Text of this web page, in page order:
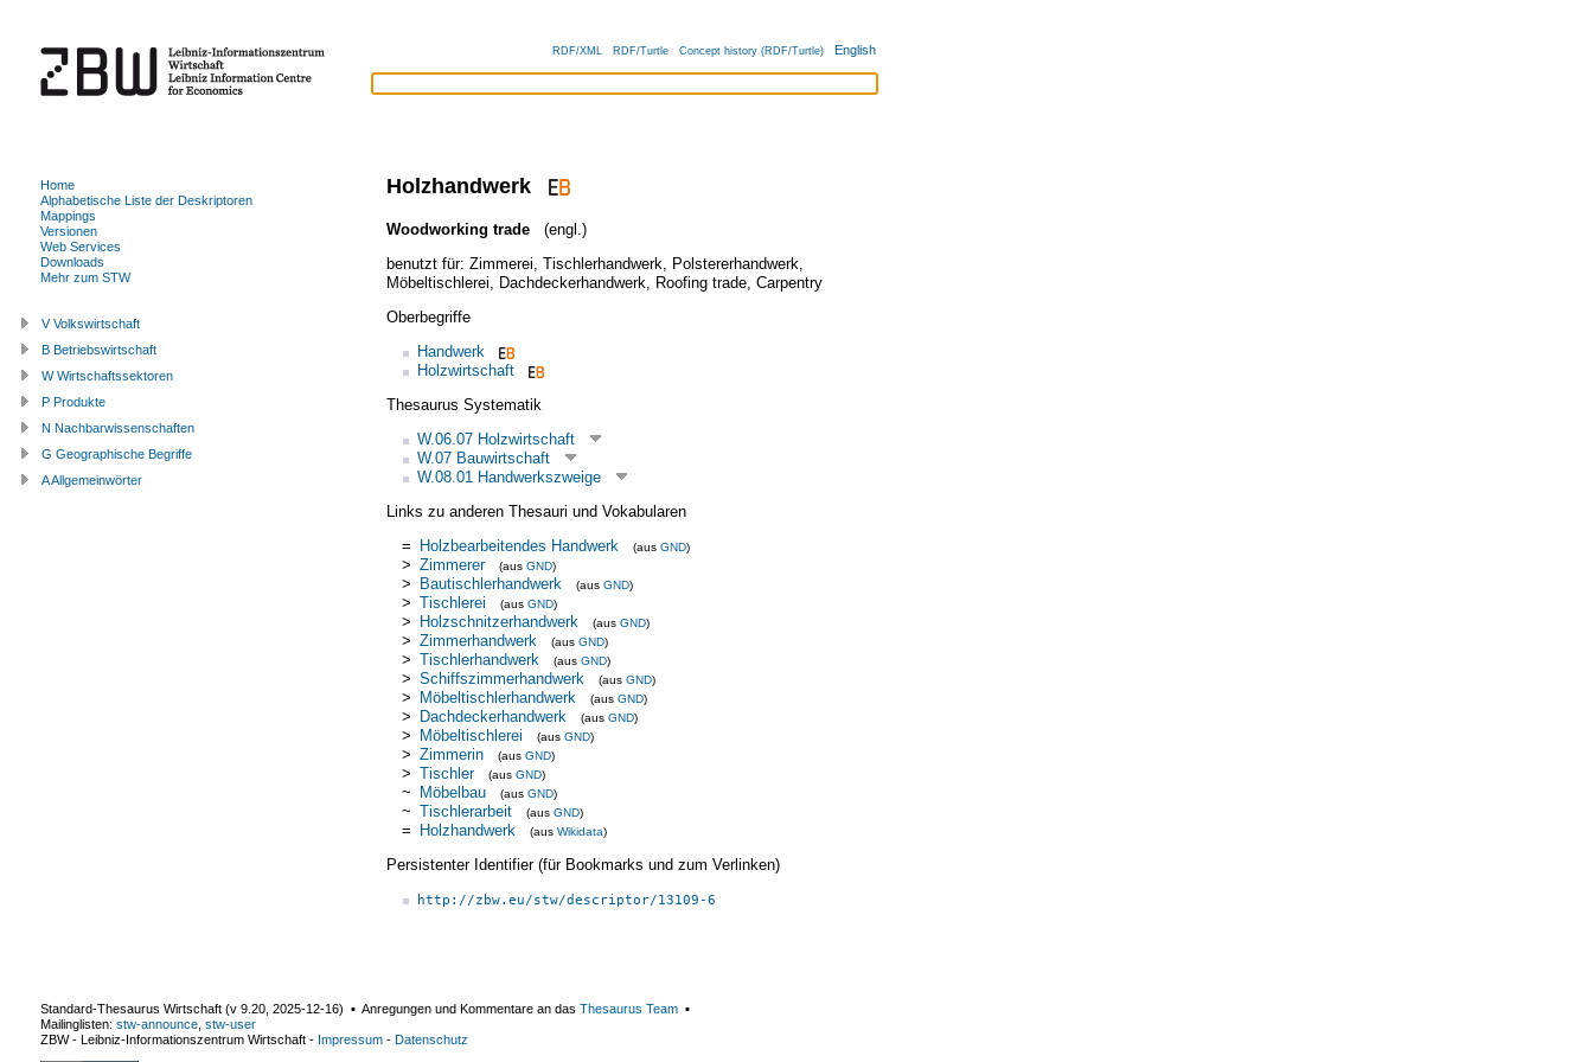
RDF/XML RDF/Turtle Concept history (RDF/Turtle) English
Holzhandwerk
Woodworking trade
(engl.)
benutzt für: Zimmerei Tischlerhandwerk Polstererhandwerk
Möbeltischlerei
Dachdeckerhandwerk Roofing trade, Carpentry
Oberbegriffe
Handwerk
Holzwirtschaft
Thesaurus Systematik
W.06.07 Holzwirtschaft
W.07 Bauwirtschaft
W.08.01 Handwerkszweige
Links zu anderen Thesauri und Vokabularen
= Holzbearbeitendes Handwerk (aus GND)
> Zimmerer (aus GND)
> Bautischlerhandwerk (aus GND)
> Tischlerei (aus GND)
> Holzschnitzerhandwerk (aus GND)
> Zimmerhandwerk (aus GND)
> Tischlerhandwerk (aus GND)
> Schiffszimmerhandwerk (aus GND)
> Möbeltischlerhandwerk (aus GND)
> Dachdeckerhandwerk (aus GND)
> Möbeltischlerei (aus GND)
> Zimmerin (aus GND)
> Tischler (aus GND)
~ Möbelbau (aus GND)
~ Tischlerarbeit (aus GND)
= Holzhandwerk (aus Wikidata)
Persistenter Identifier (für Bookmarks und zum Verlinken)
http://zbw.eu/stw/descriptor/13109-6
Home
Alphabetische Liste der Deskriptoren
Mappings
Versionen
Web Services
Downloads
Mehr zum STW
V Volkswirtschaft
B Betriebswirtschaft
W Wirtschaftssektoren
P Produkte
N Nachbarwissenschaften
G Geographische Begriffe
A Allgemeinwörter
Standard-Thesaurus Wirtschaft (v 9.20 2025-12-16) ▪ Anregungen und Kommentare an das Thesaurus Team ▪
Mailinglisten: stw-announce stw-user
ZBW - Leibniz-Informationszentrum Wirtschaft - Impressum - Datenschutz